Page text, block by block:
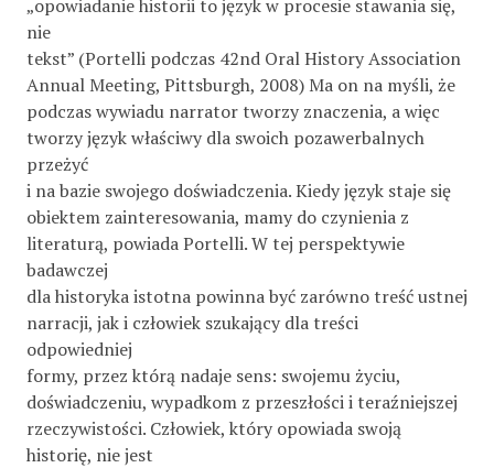
„opowiadanie historii to język w procesie stawania się,
nie
tekst” (Portelli podczas 42nd Oral History Association
Annual Meeting, Pittsburgh, 2008) Ma on na myśli, że
podczas wywiadu narrator tworzy znaczenia, a więc
tworzy język właściwy dla swoich pozawerbalnych
przeżyć
i na bazie swojego doświadczenia. Kiedy język staje się
obiektem zainteresowania, mamy do czynienia z
literaturą, powiada Portelli. W tej perspektywie
badawczej
dla historyka istotna powinna być zarówno treść ustnej
narracji, jak i człowiek szukający dla treści
odpowiedniej
formy, przez którą nadaje sens: swojemu życiu,
doświadczeniu, wypadkom z przeszłości i teraźniejszej
rzeczywistości. Człowiek, który opowiada swoją
historię, nie jest